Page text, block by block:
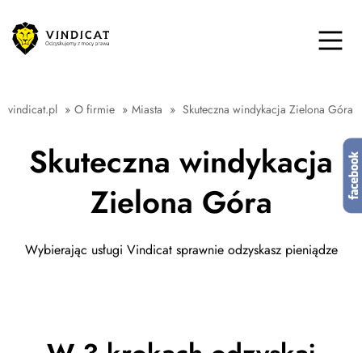
vindicat.pl » O firmie » Miasta » Skuteczna windykacja Zielona Góra
Skuteczna windykacja
Zielona Góra
Wybierając usługi Vindicat sprawnie odzyskasz pieniądze